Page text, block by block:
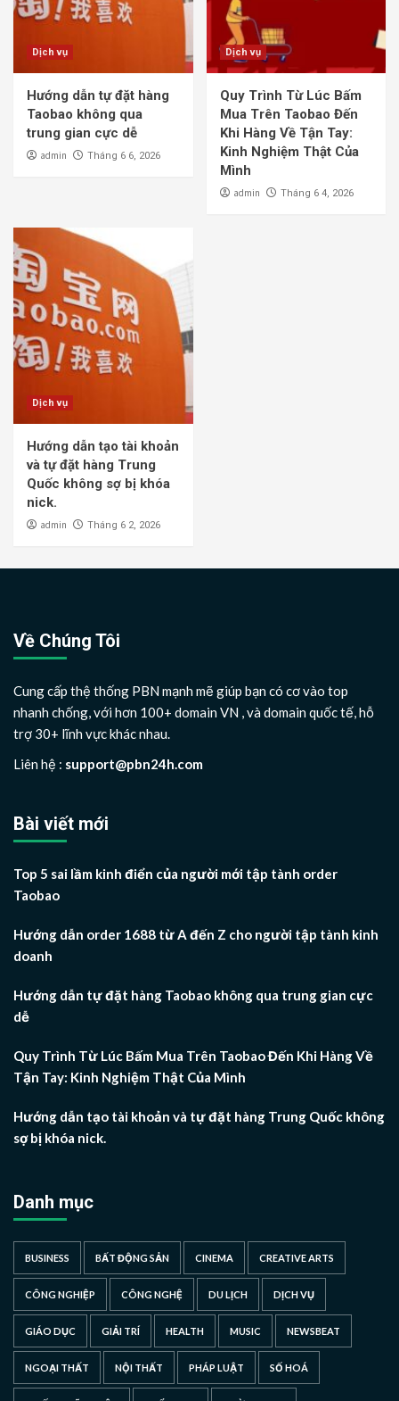
Dịch vụ
Hướng dẫn tự đặt hàng
Taobao không qua
trung gian cực dễ
admin Tháng 6 6, 2026
Dịch vụ
Quy Trình Từ Lúc Bấm
Mua Trên Taobao Đến
Khi Hàng Về Tận Tay:
Kinh Nghiệm Thật Của
Mình
admin Tháng 6 4, 2026
Dịch vụ
Hướng dẫn tạo tài khoản
và tự đặt hàng Trung
Quốc không sợ bị khóa
nick.
admin Tháng 6 2, 2026
Về Chúng Tôi
Cung cấp thệ thống PBN mạnh mẽ giúp bạn có cơ vào top
nhanh chống, với hơn 100+ domain VN , và domain quốc tế, hỗ
trợ 30+ lĩnh vực khác nhau.
Liên hệ : support@pbn24h.com
Bài viết mới
Top 5 sai lầm kinh điển của người mới tập tành order
Taobao
Hướng dẫn order 1688 từ A đến Z cho người tập tành kinh
doanh
Hướng dẫn tự đặt hàng Taobao không qua trung gian cực
dễ
Quy Trình Từ Lúc Bấm Mua Trên Taobao Đến Khi Hàng Về
Tận Tay: Kinh Nghiệm Thật Của Mình
Hướng dẫn tạo tài khoản và tự đặt hàng Trung Quốc không
sợ bị khóa nick.
Danh mục
BUSINESS BẤT ĐỘNG SẢN CINEMA CREATIVE ARTS
CÔNG NGHIỆP CÔNG NGHỆ DU LỊCH DỊCH VỤ
GIÁO DỤC GIẢI TRÍ HEALTH MUSIC NEWSBEAT
NGOẠI THẤT NỘI THẤT PHÁP LUẬT SỐ HOÁ